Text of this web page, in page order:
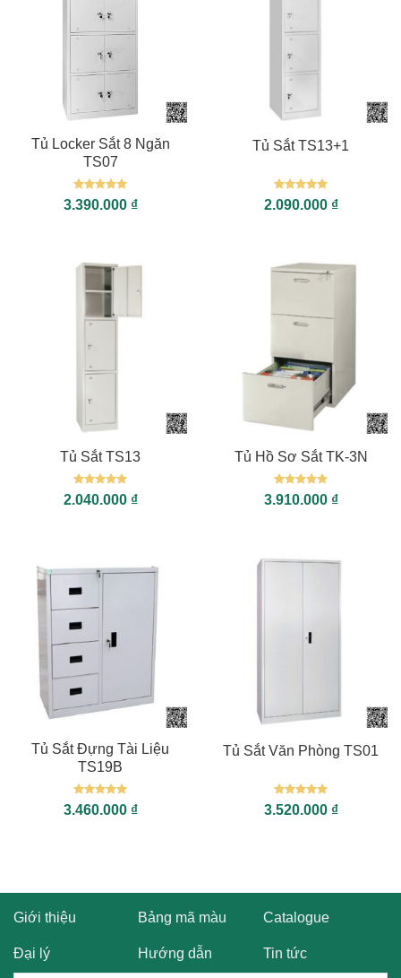
Tủ Locker Sắt 8 Ngăn
TS07
Được xếp
hạng55
3.390.000 ₫
Tủ Sắt TS13+1
Được xếp
hạng55
2.090.000 ₫
Tủ Sắt TS13
Được xếp
hạng55
2.040.000 ₫
Tủ Hồ Sơ Sắt TK-3N
Được xếp
hạng55
3.910.000 ₫
Tủ Sắt Đựng Tài Liệu
TS19B
Được xếp
hạng55
3.460.000 ₫
Tủ Sắt Văn Phòng TS01
Được xếp
hạng55
3.520.000 ₫
Giới thiệu Bảng mã màu Catalogue
Đại lý Hướng dẫn Tin tức